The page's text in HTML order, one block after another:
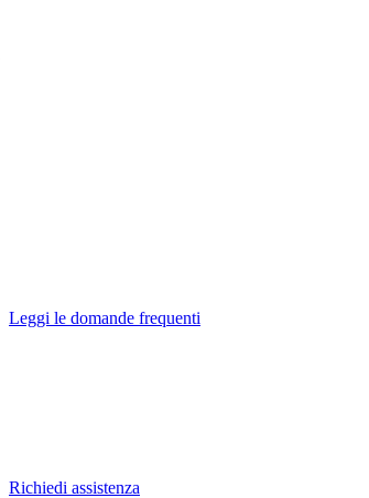
Leggi le domande frequenti
Richiedi assistenza